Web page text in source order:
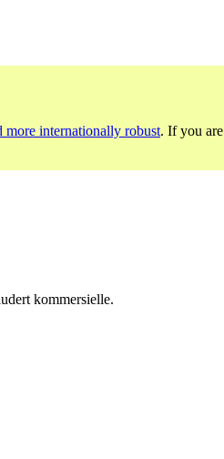
more internationally robust. If you are
kommersielle.